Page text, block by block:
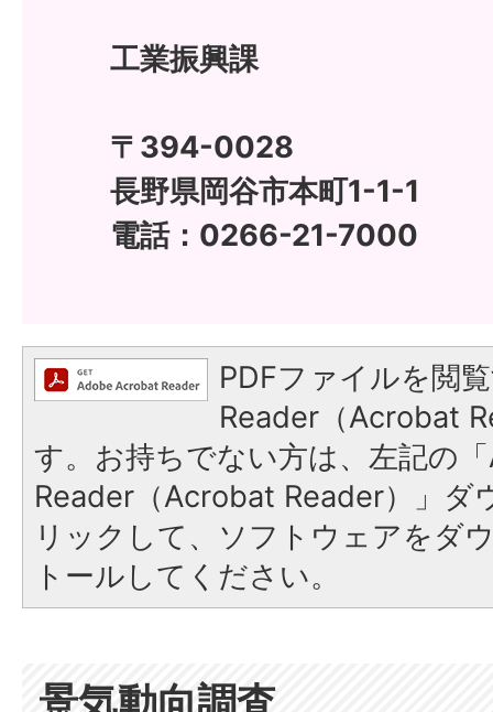
工業振興課
〒394-0028
長野県岡谷市本町1-1-1
電話：0266-21-7000
PDFファイルを閲
Reader（Acrobat
す。お持ちでない方は、左記の
Reader（Acrobat Reader）」ダ
リックして、ソフトウェアをダ
トールしてください。
景気動向調査